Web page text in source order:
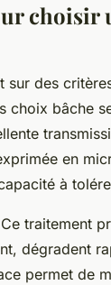
choisir
des
choix bâche
en
à
traitement
dégradent
permet de